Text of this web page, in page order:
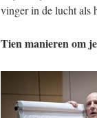
vinger in de lucht als
Tien manieren om